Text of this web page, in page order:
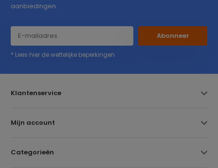
aanbiedingen.
Abonneer
* Lees hier de wettelijke beperkingen
Klantenservice
Mijn account
Categorieën